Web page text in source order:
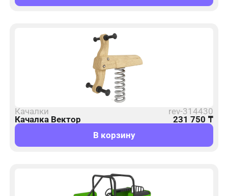
Качалки
rev-314430
Качалка Вектор
231 750 ₸
В корзину